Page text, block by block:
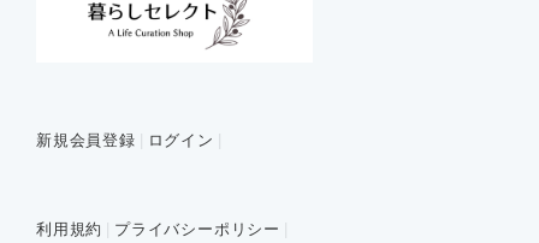
新規会員登録 ログイン
利用規約 プライバシーポリシー